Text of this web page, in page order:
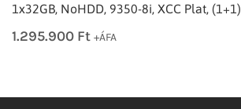
1x32GB, NoHDD, 9350-8i, XCC Plat, (1+1)
1.295.900 Ft +ÁFA